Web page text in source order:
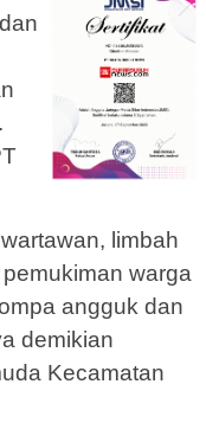
limbah
pemukiman warga
angguk dan
demikian
Kecamatan